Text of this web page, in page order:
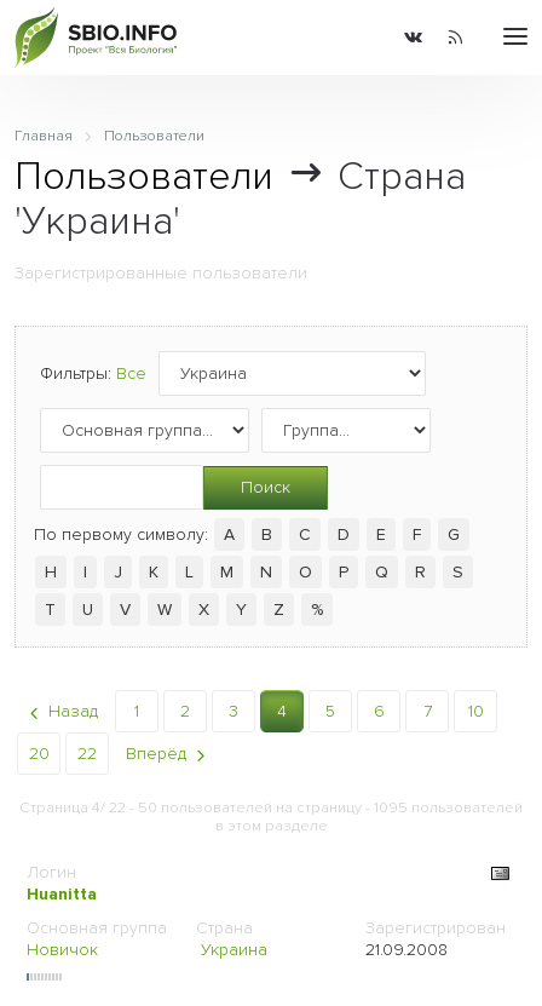
Главная Пользователи
Пользователи
Страна
'Украина'
Зарегистрированные пользователи
Фильтры: Все
Поиск
По первому символу: A B C D E F
G
H
I J K L M N O P Q R
S
T
U V W X Y Z %
Назад 1 2 3 4 5 6 7 10
20 22 Вперёд
Страница 4/ 22 - 50 пользователей на страницу - 1095 пользователей
в этом разделе
Huanitta
Новичок Украина 21.09.2008